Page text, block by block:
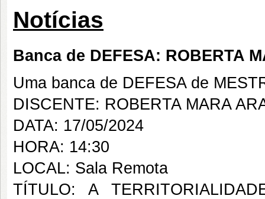
Notícias
Banca de DEFESA: ROBERTA
Uma banca de DEFESA de
DISCENTE: ROBERTA MARA
DATA: 17/05/2024
HORA: 14:30
LOCAL: Sala Remota
TÍTULO: A